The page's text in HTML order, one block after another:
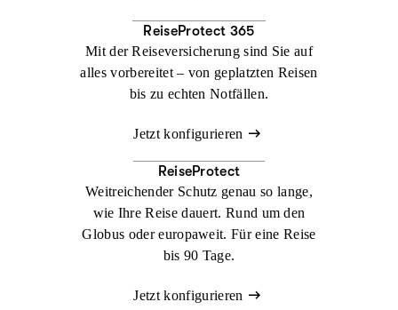
ReiseProtect 365
Mit der Reiseversicherung sind Sie auf
alles vorbereitet – von geplatzten Reisen
bis zu echten Notfällen.
Jetzt konfigurieren
ReiseProtect
Weitreichender Schutz genau so lange,
wie Ihre Reise dauert. Rund um den
Globus oder europaweit. Für eine Reise
bis 90 Tage.
Jetzt konfigurieren